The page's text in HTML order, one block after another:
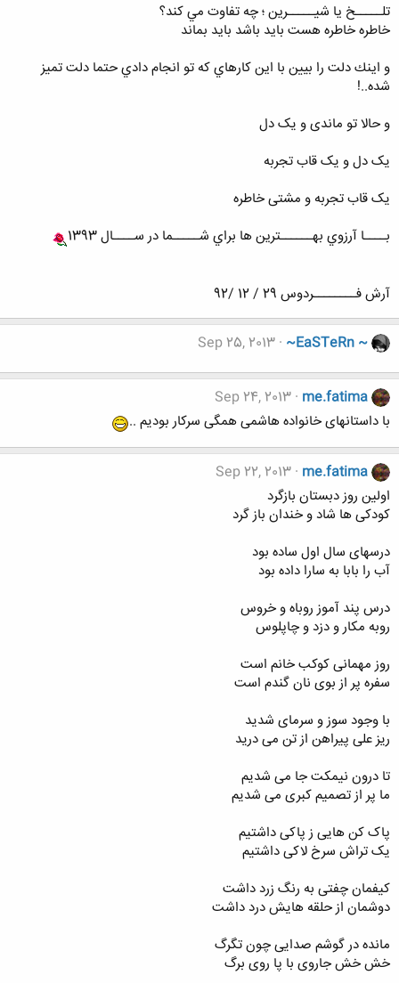
تلـــــخ يا شيـــــرين ؛ چه تفاوت مي كند؟
خاطره خاطره هست بايد باشد بايد بماند
و اينك دلت را بيين با اين كارهاي كه تو انجام دادي حتما دلت تميز
شده..!
و حالا تو ماندی و یک دل
یک دل و یک قاب تجربه
یک قاب تجربه و مشتی خاطره
بــــا آرزوي بهــــــترين ها براي شـــــما در ســــال 1393
آرش فــــــــردوس 29 / 12 /92
~EaSTeRn ~
Sep 25, 2013
me.fatima
Sep 24, 2013
با داستانهای خانواده هاشمی همگی سرکار بودیم ..
me.fatima
Sep 22, 2013
اولین روز دبستان بازگرد
کودکی ها شاد و خندان باز گرد
درسهای سال اول ساده بود
آب را بابا به سارا داده بود
درس پند آموز روباه و خروس
روبه مکار و دزد و چاپلوس
روز مهمانی کوکب خانم است
سفره پر از بوی نان گندم است
با وجود سوز و سرمای شدید
ریز علی پیراهن از تن می درید
تا درون نیمکت جا می شدیم
ما پر از تصمیم کبری می شدیم
پاک کن هایی ز پاکی داشتیم
یک تراش سرخ لاکی داشتیم
کیفمان چفتی به رنگ زرد داشت
دوشمان از حلقه هایش درد داشت
مانده در گوشم صدایی چون تگرگ
خش خش جاروی با پا روی برگ